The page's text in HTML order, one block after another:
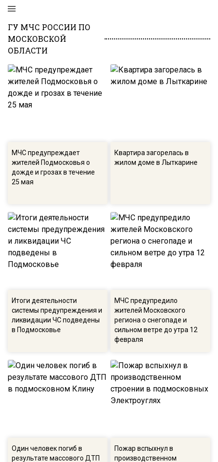
ГУ МЧС РОССИИ ПО
МОСКОВСКОЙ
ОБЛАСТИ
МЧС предупреждает
жителей Подмосковья о
дожде и грозах в течение
25 мая
Квартира загорелась в
жилом доме в Лыткарине
Итоги деятельности
системы предупреждения и
ликвидации ЧС подведены
в Подмосковье
МЧС предупредило
жителей Московского
региона о снегопаде и
сильном ветре до утра 12
февраля
Один человек погиб в
результате массового ДТП
Пожар вспыхнул в
производственном